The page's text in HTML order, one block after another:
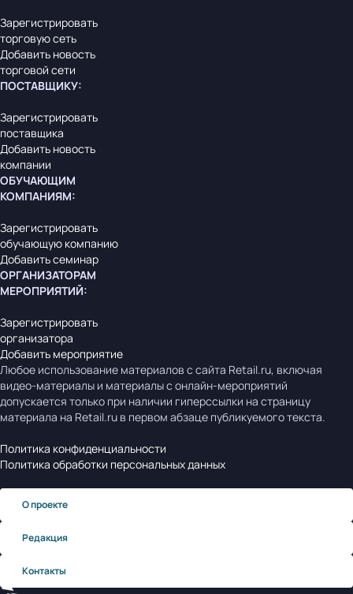
Зарегистрировать
торговую сеть
Добавить новость
торговой сети
ПОСТАВЩИКУ:
Зарегистрировать
поставщика
Добавить новость
компании
ОБУЧАЮЩИМ
КОМПАНИЯМ:
Зарегистрировать
обучающую компанию
Добавить семинар
ОРГАНИЗАТОРАМ
МЕРОПРИЯТИЙ:
Зарегистрировать
организатора
Добавить мероприятие
Любое использование материалов с сайта Retail.ru, включая
видео-материалы и материалы с онлайн-мероприятий
допускается только при наличии гиперссылки на страницу
материала на Retail.ru в первом абзаце публикуемого текста.
Политика конфиденциальности
Политика обработки персональных данных
О проекте
Редакция
Контакты